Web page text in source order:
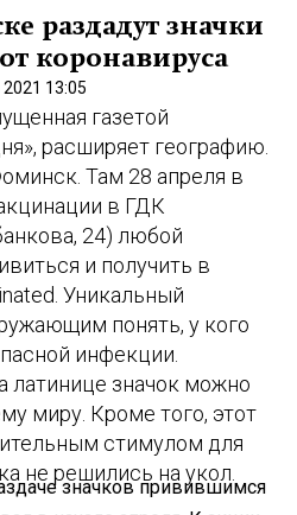
раздадут значки
коронавируса
13:05
газетой
расширяет географию.
Там 28 апреля в
в ГДК
24) любой
и получить в
Уникальный
понять, у кого
инфекции.
латинице значок можно
миру. Кроме того, этот
стимулом для
не решились на укол.
значков привившимся